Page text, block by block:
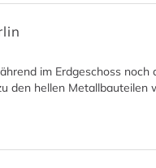
im Erdgeschoss noch
den hellen